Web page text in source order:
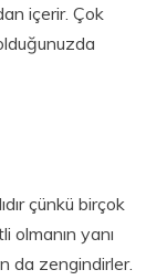
içerir. Çok
çünkü birçok
olmanın yanı
da zengindirler.